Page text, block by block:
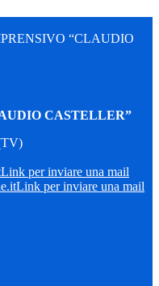
“CLAUDIO
CASTELLER”
Link per inviare una mail
Link per inviare una mail